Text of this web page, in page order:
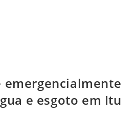
emergencialmente
e esgoto em Itu